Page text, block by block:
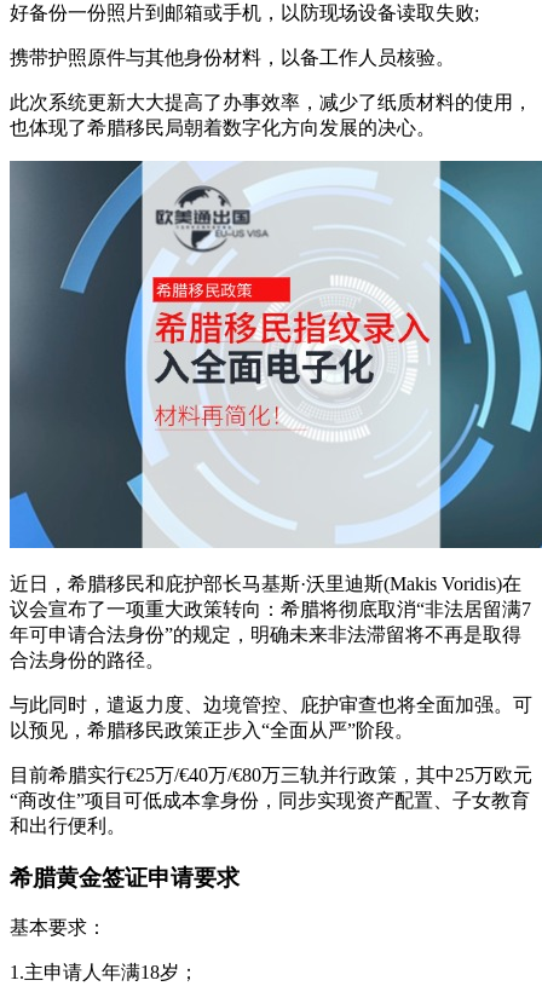
好备份一份照片到邮箱或手机，以防现场设备读取失败;
携带护照原件与其他身份材料，以备工作人员核验。
此次系统更新大大提高了办事效率，减少了纸质材料的使用，
也体现了希腊移民局朝着数字化方向发展的决心。
近日，希腊移民和庇护部长马基斯·沃里迪斯(Makis Voridis)在
议会宣布了一项重大政策转向：希腊将彻底取消“非法居留满7
年可申请合法身份”的规定，明确未来非法滞留将不再是取得
合法身份的路径。
与此同时，遣返力度、边境管控、庇护审查也将全面加强。可
以预见，希腊移民政策正步入“全面从严”阶段。
目前希腊实行€25万/€40万/€80万三轨并行政策，其中25万欧元
“商改住”项目可低成本拿身份，同步实现资产配置、子女教育
和出行便利。
希腊黄金签证申请要求
基本要求：
1.主申请人年满18岁；